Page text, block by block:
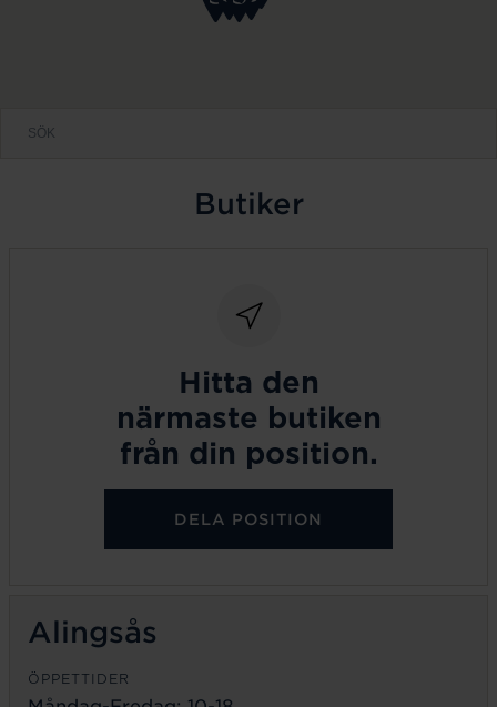
Butiker
Hitta den
närmaste butiken
från din position.
DELA POSITION
Alingsås
ÖPPETTIDER